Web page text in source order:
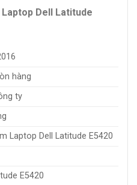
Laptop Dell Latitude
hàng
ty
Laptop Dell Latitude E5420
E5420